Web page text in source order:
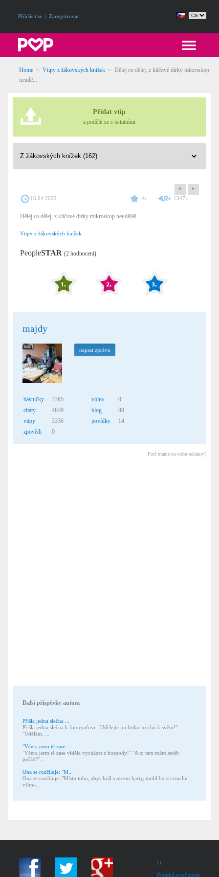
Přihlásit se Zaregistrovat
Home ~ Vtipy z žákovských knížek ~ Dělej co dělej, z klíčové dírky mikroskop
neudě...
Přidat vtip
a podělit se s ostatními
< >
16.04.2022 4x 1347x
Dělej co dělej, z klíčové dírky mikroskop neuděláš.
Vtipy z žákovských knížek
PeopleSTAR (2 hodnocení)
majdy
napsat zprávu
básničky
3385
citáty
4639
vtipy
3336
zpovědi
0
videa
0
blog
88
povídky
14
Proč máme na webu reklamy?
Další příspěvky autora
Přišla jedna slečna ...
Přišla jedna slečna k fotografovi: "Udělejte mi fotku trochu k světu!"
"Udělám, ...
"Včera jsem tě zase ...
"Včera jsem tě zase viděla vycházet z hospody!" "A to tam mám sedět
pořád?"...
Ona se rozčiluje: "M...
Ona se rozčiluje: "Místo toho, abys hrál s otcem karty, mohl by sis trochu
všíma...
O
PeopleLovePeople